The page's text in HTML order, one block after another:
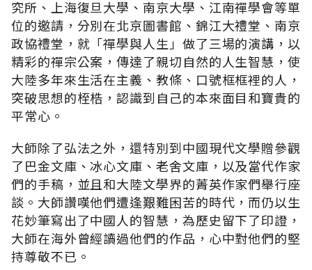
究所、上海復旦大學、南京大學、江南禪學會等單
位的邀請，分別在北京圖書館、錦江大禮堂、南京
政協禮堂，就「禪學與人生」做了三場的演講，以
精彩的禪宗公案，傳達了親切自然的人生智慧，使
大陸多年來生活在主義、教條、口號框框裡的人，
突破思想的桎梏，認識到自己的本來面目和寶貴的
平常心。
大師除了弘法之外，還特別到中國現代文學贈參觀
了巴金文庫、冰心文庫、老舍文庫，以及當代作家
們的手稿，並且和大陸文學界的菁英作家們舉行座
談。大師讚嘆他們遭逢艱難困苦的時代，而仍以生
花妙筆寫出了中國人的智慧，為歷史留下了印證，
大師在海外曾經讀過他們的作品，心中對他們的堅
持尊敬不已。